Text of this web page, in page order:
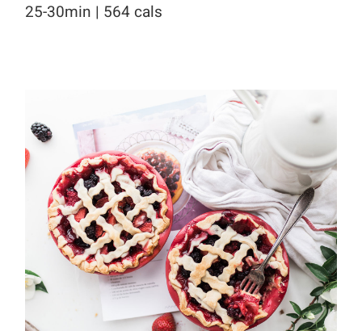
25-30min | 564 cals
Old fashioned strawberry pie